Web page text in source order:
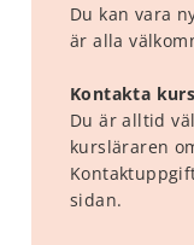
Du kan vara
är alla
Kontakta
Du är alltid
kursläraren
sidan.